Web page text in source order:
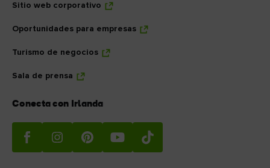
Sitio web corporativo
Oportunidades para empresas
Turismo de negocios
Sala de prensa
Conecta con Irlanda